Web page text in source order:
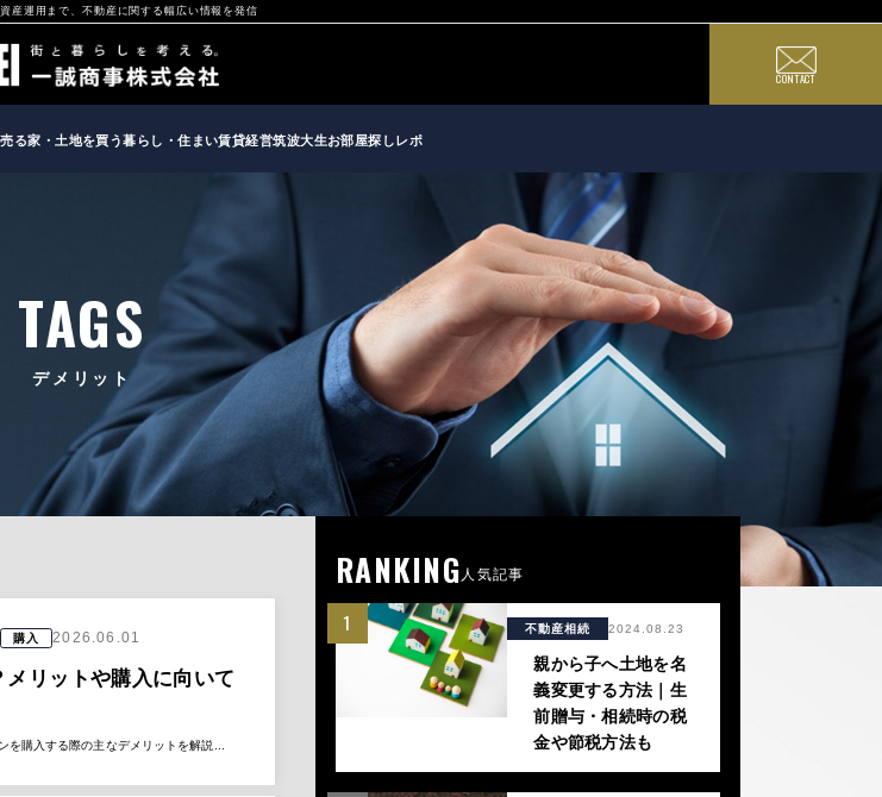
産運用まで、不動産に関する幅広い情報を発信
CONTACT
る家・土地を買う暮らし・住まい賃貸経営筑波大生お部屋探しレポ
TAGS
デメリット
購入 2026.06.01
リットや購入に向いて
を購入する際の主なデメリットを解説...
RANKING人気記事
1 不動産相続 2024.08.23
親から子へ土地を名
義変更する方法｜生
前贈与・相続時の税
金や節税方法も